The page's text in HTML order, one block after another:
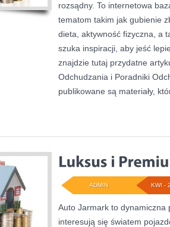
rozsądny. To internetowa
tematom takim jak gubienie
dieta, aktywność fizyczna, a
szuka inspiracji, aby jeść
znajdzie tutaj przydatne
Odchudzania i Poradniki
publikowane są materiały,
KWI -
ADMIN
Auto Jarmark to dynamiczna
interesują się światem